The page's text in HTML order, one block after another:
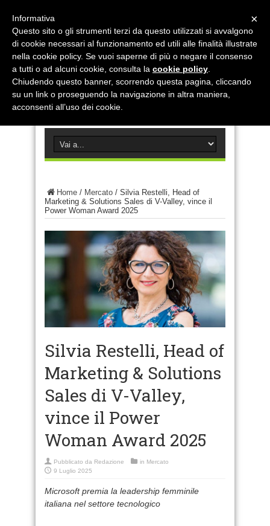
Home / Mercato / Silvia Restelli, Head of
Marketing & Solutions Sales di V-Valley, vince il
Power Woman Award 2025
Silvia Restelli, Head of
Marketing & Solutions
Sales di V-Valley,
vince il Power
Woman Award 2025
Pubblicato da Redazione in Mercato
9 Luglio 2025
Microsoft premia la leadership femminile
italiana nel settore tecnologico
×
Informativa
Questo sito o gli strumenti terzi da questo utilizzati si avvalgono
di cookie necessari al funzionamento ed utili alle finalità illustrate
nella cookie policy. Se vuoi saperne di più o negare il consenso
a tutti o ad alcuni cookie, consulta la cookie policy
Chiudendo questo banner, scorrendo questa pagina, cliccando
su un link o proseguendo la navigazione in altra maniera,
acconsenti all’uso dei cookie.